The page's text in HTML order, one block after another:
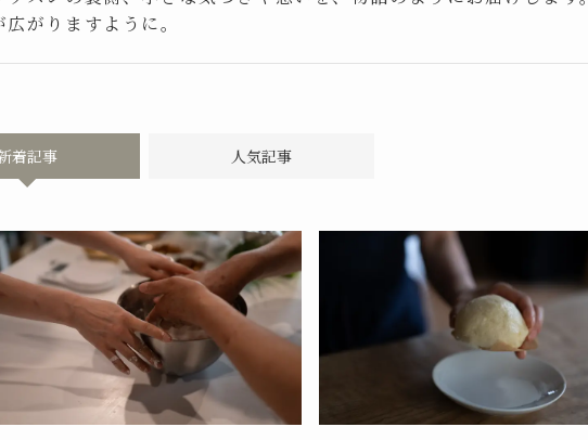
がりますように。
着記事 人気記事